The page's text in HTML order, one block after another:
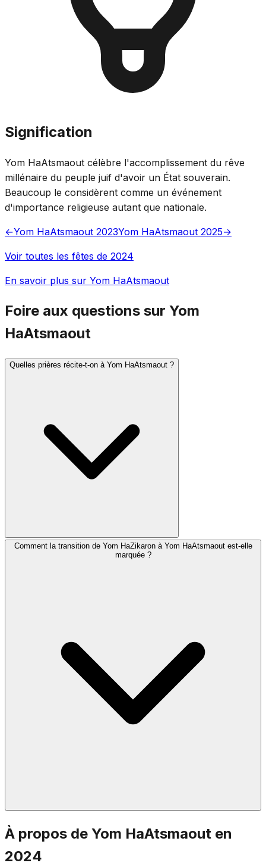
Signification
Yom HaAtsmaout célèbre l'accomplissement du rêve
millénaire du peuple juif d'avoir un État souverain.
Beaucoup le considèrent comme un événement
d'importance religieuse autant que nationale.
←Yom HaAtsmaout 2023Yom HaAtsmaout 2025→
Voir toutes les fêtes de 2024
En savoir plus sur Yom HaAtsmaout
Foire aux questions sur Yom
HaAtsmaout
Quelles prières récite-t-on à Yom HaAtsmaout ?
De nombreuses communautés récitent le Hallel (avec
Comment la transition de Yom HaZikaron à Yom HaAtsmaout est-elle
marquée ?
À la tombée de la nuit de Yom HaZikaron, une
cérémonie au mont Herzl marque la transition. Les
flammes commémoratives sont éteintes et les festivités
À propos de Yom HaAtsmaout en
2024